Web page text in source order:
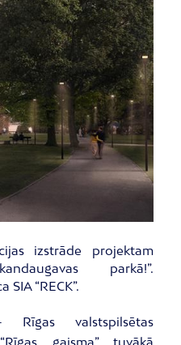
izstrāde projektam
parkā!”.
“RECK”.
valstspilsētas
gaisma” tuvākā